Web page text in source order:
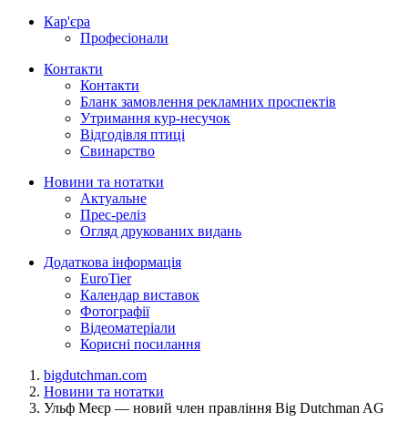
Кар'єра
Професіонали
Контакти
Контакти
Бланк замовлення рекламних проспектів
Утримання кур-несучок
Відгодівля птиці
Свинарство
Новини та нотатки
Актуальне
Прес-реліз
Огляд друкованих видань
Додаткова інформація
EuroTier
Календар виставок
Фотографії
Відеоматеріали
Корисні посилання
bigdutchman.com
Новини та нотатки
Ульф Меєр — новий член правління Big Dutchman AG